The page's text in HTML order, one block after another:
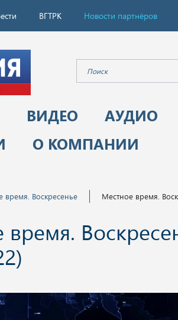
ВГТРК Новости партнёров
ВИДЕО
АУДИО
О КОМПАНИИ
время. Воскресенье Местное время.
время.